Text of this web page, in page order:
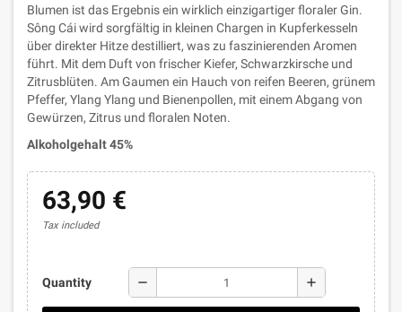
Blumen ist das Ergebnis ein wirklich einzigartiger floraler Gin.
Sông Cái wird sorgfältig in kleinen Chargen in Kupferkesseln
über direkter Hitze destilliert, was zu faszinierenden Aromen
führt. Mit dem Duft von frischer Kiefer, Schwarzkirsche und
Zitrusblüten. Am Gaumen ein Hauch von reifen Beeren, grünem
Pfeffer, Ylang Ylang und Bienenpollen, mit einem Abgang von
Gewürzen, Zitrus und floralen Noten.
Alkoholgehalt 45%
63,90 €
Tax included
Quantity remove add